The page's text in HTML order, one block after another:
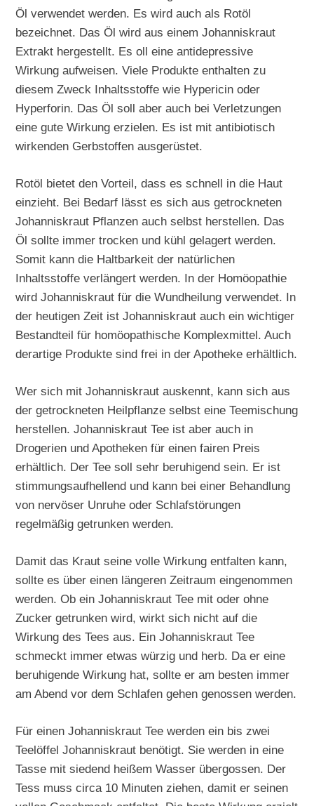
Öl verwendet werden. Es wird auch als Rotöl
bezeichnet. Das Öl wird aus einem Johanniskraut
Extrakt hergestellt. Es oll eine antidepressive
Wirkung aufweisen. Viele Produkte enthalten zu
diesem Zweck Inhaltsstoffe wie Hypericin oder
Hyperforin. Das Öl soll aber auch bei Verletzungen
eine gute Wirkung erzielen. Es ist mit antibiotisch
wirkenden Gerbstoffen ausgerüstet.
Rotöl bietet den Vorteil, dass es schnell in die Haut
einzieht. Bei Bedarf lässt es sich aus getrockneten
Johanniskraut Pflanzen auch selbst herstellen. Das
Öl sollte immer trocken und kühl gelagert werden.
Somit kann die Haltbarkeit der natürlichen
Inhaltsstoffe verlängert werden. In der Homöopathie
wird Johanniskraut für die Wundheilung verwendet. In
der heutigen Zeit ist Johanniskraut auch ein wichtiger
Bestandteil für homöopathische Komplexmittel. Auch
derartige Produkte sind frei in der Apotheke erhältlich.
Wer sich mit Johanniskraut auskennt, kann sich aus
der getrockneten Heilpflanze selbst eine Teemischung
herstellen. Johanniskraut Tee ist aber auch in
Drogerien und Apotheken für einen fairen Preis
erhältlich. Der Tee soll sehr beruhigend sein. Er ist
stimmungsaufhellend und kann bei einer Behandlung
von nervöser Unruhe oder Schlafstörungen
regelmäßig getrunken werden.
Damit das Kraut seine volle Wirkung entfalten kann,
sollte es über einen längeren Zeitraum eingenommen
werden. Ob ein Johanniskraut Tee mit oder ohne
Zucker getrunken wird, wirkt sich nicht auf die
Wirkung des Tees aus. Ein Johanniskraut Tee
schmeckt immer etwas würzig und herb. Da er eine
beruhigende Wirkung hat, sollte er am besten immer
am Abend vor dem Schlafen gehen genossen werden.
Für einen Johanniskraut Tee werden ein bis zwei
Teelöffel Johanniskraut benötigt. Sie werden in eine
Tasse mit siedend heißem Wasser übergossen. Der
Tess muss circa 10 Minuten ziehen, damit er seinen